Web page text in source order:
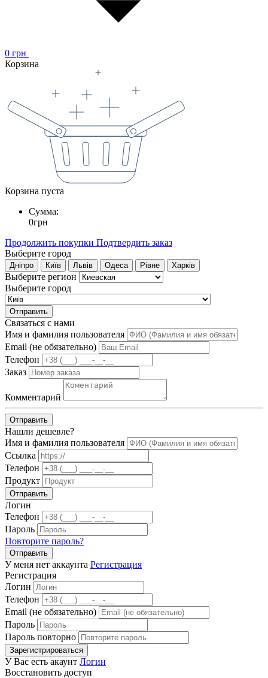
0 грн
Корзина
Корзина пуста
Сумма:
0грн
Продолжить покупки Подтвердить заказ
Выберите город
Дніпро Київ Львів Одеса Рівне Харків
Выберите регион
Выберите город
Отправить
Связаться с нами
Имя и фамилия пользователя
Email (не обязательно)
Телефон
Заказ
Комментарий
Отправить
Нашли дешевле?
Имя и фамилия пользователя
Ссылка
Телефон
Продукт
Отправить
Логин
Телефон
Пароль
Повторите пароль?
Отправить
У меня нет аккаунта Регистрация
Регистрация
Логин
Телефон
Email (не обязательно)
Пароль
Пароль повторно
Зарегистрироваться
У Вас есть акаунт Логин
Восстановить доступ